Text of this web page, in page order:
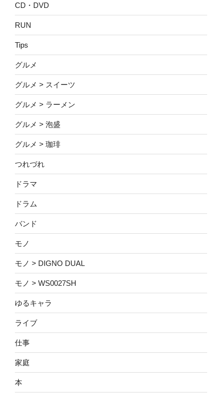
CD・DVD
RUN
Tips
グルメ
グルメ > スイーツ
グルメ > ラーメン
グルメ > 泡盛
グルメ > 珈琲
つれづれ
ドラマ
ドラム
バンド
モノ
モノ > DIGNO DUAL
モノ > WS0027SH
ゆるキャラ
ライブ
仕事
家庭
本